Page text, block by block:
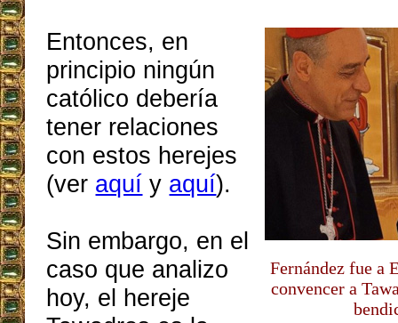
Fernández fue a
convencer a
Entonces, en
principio ningún
católico debería
tener relaciones
con estos herejes
(ver aquí y aquí).
Sin embargo, en el
caso que analizo
hoy, el hereje